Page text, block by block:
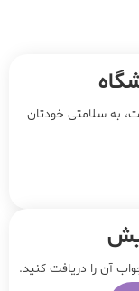
به سلامتی خودتان
آن را دریافت کنید.